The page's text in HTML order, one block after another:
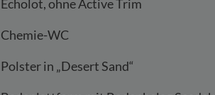
Echolot, ohne Active Trim
Chemie-WC
Polster in „Desert Sand“